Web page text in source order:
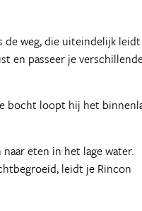
de weg, die uiteindelijk leidt
en passeer je
bocht loopt hij het
eten in het lage water.
leidt je Rincon